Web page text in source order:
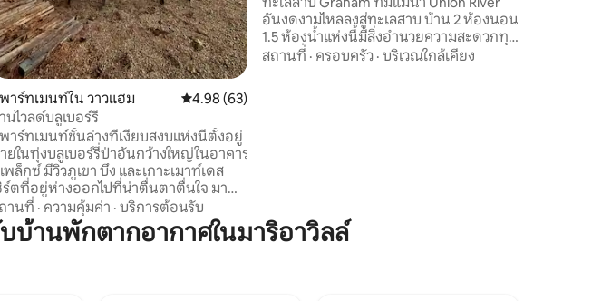
าร์ทเมนท์ใน วาวแฮม คะแนนเฉลี่ย 4.98 จาก 5, 63 รีวิว
4.98 (63)
นไวลด์บลูเบอร์รี่
าร์ทเมนท์ชั้นล่างที่เงียบสงบแห่งนี้ตั้งอยู่
ยในทุ่งบลูเบอร์รี่ป่าอันกว้างใหญ่ในอาคาร
พล็กซ์ มีวิวภูเขา บึง และเกาะเมาท์เดส
ร์ตที่อยู่ห่างออกไปที่น่าตื่นตาตื่นใจ มา
ลิดเพลินกับความเงียบสงบพระอาทิตย์
ละพระอาทิตย์ตกดิน สถานที่พักผ่อนที่
อุ่นแห่งใหม่นี้มีห้องครัวเต็มรูปแบบห้อง
านที่ · ความคุ้มค่า · บริการต้อนรับ
อันงดงามไหลลงสู่ทะเลสาบ บ้าน 2 ห้องนอน
1.5 ห้องน้ำแห่งนี้มีสิ่งอำนวยความสะดวกทุก
อย่างที่คุณขอได้รวมถึงอินเทอร์เน็ต
สถานที่ · ครอบครัว · บริเวณใกล้เคียง
านพักตากอากาศในมาริอาวิลล์